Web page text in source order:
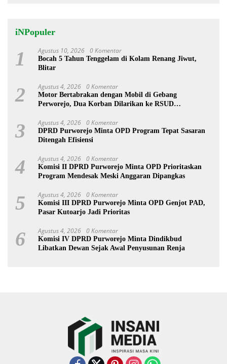
iNPopuler
1 Agustus 10, 2026 0 Komentar
Bocah 5 Tahun Tenggelam di Kolam Renang Jiwut,
Blitar
2 Agustus 4, 2026 0 Komentar
Motor Bertabrakan dengan Mobil di Gebang
Perworejo, Dua Korban Dilarikan ke RSUD
3 Agustus 4, 2026 0 Komentar
DPRD Purworejo Minta OPD Program Tepat Sasaran
Ditengah Efisiensi
4 Agustus 4, 2026 0 Komentar
Komisi II DPRD Purworejo Minta OPD Prioritaskan
Program Mendesak Meski Anggaran Dipangkas
5 Agustus 4, 2026 0 Komentar
Komisi III DPRD Purworejo Minta OPD Genjot PAD,
Pasar Kutoarjo Jadi Prioritas
6 Agustus 4, 2026 0 Komentar
Komisi IV DPRD Purworejo Minta Dindikbud
Libatkan Dewan Sejak Awal Penyusunan Renja